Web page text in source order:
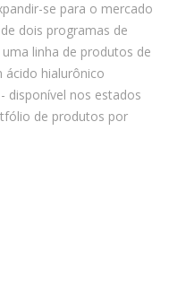
se para o mercado
dois programas de
linha de produtos de
ácido hialurônico
- disponível nos estados
de produtos por